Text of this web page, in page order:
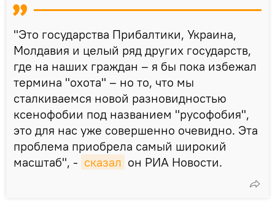
"Это государства Прибалтики, Украина,
Молдавия и целый ряд других государств,
где на наших граждан – я бы пока избежал
термина "охота" – но то, что мы
сталкиваемся новой разновидностью
ксенофобии под названием "русофобия",
это для нас уже совершенно очевидно. Эта
проблема приобрела самый широкий
масштаб", - сказал он РИА Новости.